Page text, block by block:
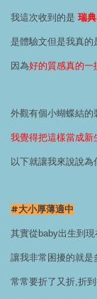
我這次收到的是 瑞
是體驗文但是我真的
因為好的質感真的一
外觀有個小蝴蝶結的
我覺得把這樣當成新
以下就讓我來說說
#大小厚薄適中
其實從baby出生到
讓我非常困擾的就是
常常要折了又折,折